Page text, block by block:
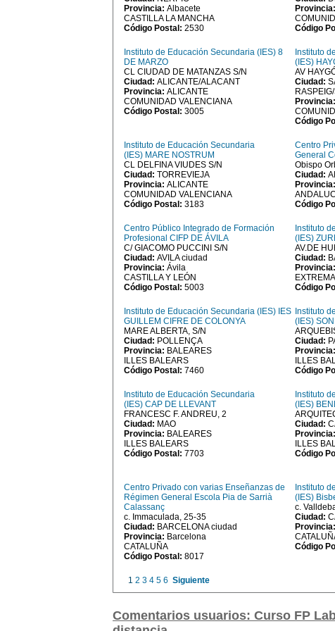
Provincia: Albacete
CASTILLA LA MANCHA
Código Postal: 2530
Provincia:
Código
Instituto de Educación Secundaria (IES) 8
DE MARZO
CL CIUDAD DE MATANZAS S/N
Ciudad: ALICANTE/ALACANT
Provincia: ALICANTE
COMUNIDAD VALENCIANA
Código Postal: 3005
Instituto
(IES)
AV
Ciudad:
Provincia:
Código
Instituto de Educación Secundaria
(IES) MARE NOSTRUM
CL DELFINA VIUDES S/N
Ciudad: TORREVIEJA
Provincia: ALICANTE
COMUNIDAD VALENCIANA
Código Postal: 3183
Centro
General
Obispo
Ciudad:
Provincia:
Código
Centro Público Integrado de Formación
Profesional CIFP DE ÁVILA
C/ GIACOMO PUCCINI S/N
Ciudad: AVILA ciudad
Provincia: Ávila
CASTILLA Y LEÓN
Código Postal: 5003
Instituto
(IES)
AV.DE
Ciudad:
Provincia:
Código
Instituto de Educación Secundaria (IES) IES
GUILLEM CIFRE DE COLONYA
MARE ALBERTA, S/N
Ciudad: POLLENÇA
Provincia: BALEARES
ILLES BALEARS
Código Postal: 7460
Instituto
(IES)
Ciudad:
Provincia:
ILLES
Código
Instituto de Educación Secundaria
(IES) CAP DE LLEVANT
FRANCESC F. ANDREU, 2
Ciudad: MAO
Provincia: BALEARES
ILLES BALEARS
Código Postal: 7703
Instituto
(IES)
Ciudad:
Provincia:
ILLES
Código
Centro Privado con varias Enseñanzas de
Régimen General Escola Pia de Sarrià
Calassanç
c. Immaculada, 25-35
Ciudad: BARCELONA ciudad
Provincia: Barcelona
CATALUÑA
Código Postal: 8017
Instituto
(IES)
c.
Ciudad:
Provincia:
Código
1 2 3 4 5 6 Siguiente
Comentarios usuarios: Curso FP